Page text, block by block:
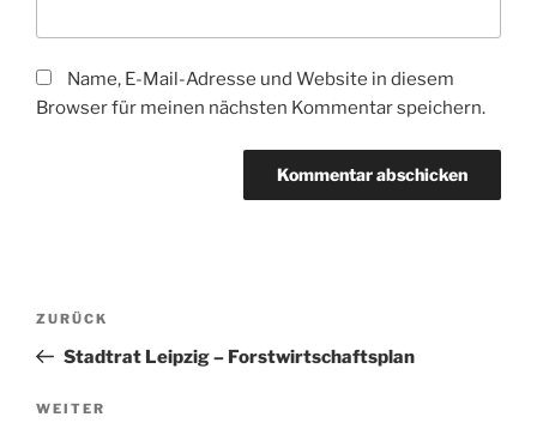
Name, E-Mail-Adresse und Website in diesem
Browser für meinen nächsten Kommentar speichern.
Beitragsnavigation
Vorheriger
Beitrag
ZURÜCK
Stadtrat Leipzig – Forstwirtschaftsplan
Nächster
WEITER